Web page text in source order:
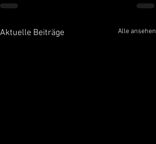
Aktuelle Beiträge Alle ansehen